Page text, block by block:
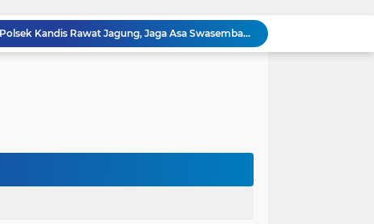
Gelar Giat Kampung Pancasila
Karhutla di Wilayah Kampung Sam Sam
Dua Personel Babinsa Kandis Melakukan Patroli Pengamanan dan Komsos Tentang SKK Migas